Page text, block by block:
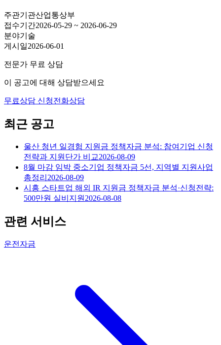
주관기관산업통상부
접수기간2026-05-29 ~ 2026-06-29
분야기술
게시일2026-06-01
전문가 무료 상담
이 공고에 대해 상담받으세요
무료상담 신청전화상담
최근 공고
울산 청년 일경험 지원금 정책자금 분석: 참여기업 신청
전략과 지원단가 비교2026-08-09
8월 마감 임박 중소기업 정책자금 5선, 지역별 지원사업
총정리 2026-08-09
시흥 스타트업 해외 IR 지원금 정책자금 분석·신청전략:
500만원 실비지원 2026-08-08
관련 서비스
운전자금